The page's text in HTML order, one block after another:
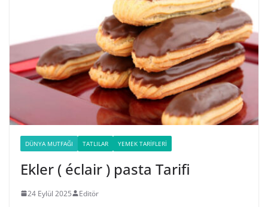
DÜNYA MUTFAĞI TATLILAR YEMEK TARIFLERI
Ekler ( éclair ) pasta Tarifi
24 Eylül 2025 Editör